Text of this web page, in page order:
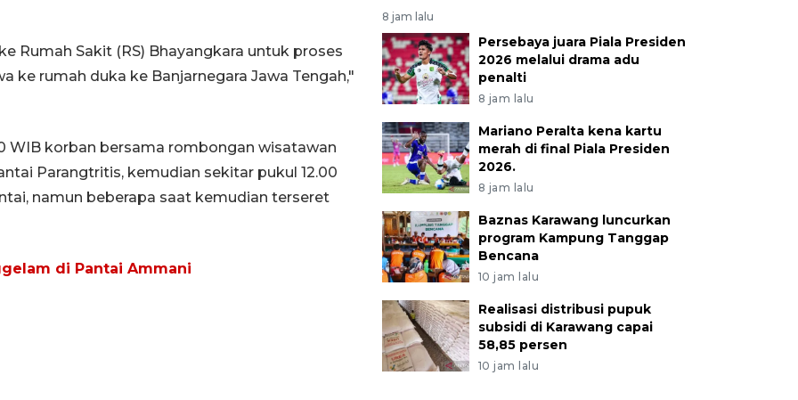
Rumah Sakit (RS) Bhayangkara untuk proses
ke rumah duka ke Banjarnegara Jawa Tengah,"
WIB korban bersama rombongan wisatawan
Parangtritis, kemudian sekitar pukul 12.00
namun beberapa saat kemudian terseret
di Pantai Ammani
8 jam lalu
Persebaya juara Piala Presiden
2026 melalui drama adu
penalti
8 jam lalu
Mariano Peralta kena kartu
merah di final Piala Presiden
2026.
8 jam lalu
Baznas Karawang luncurkan
program Kampung Tanggap
Bencana
10 jam lalu
Realisasi distribusi pupuk
subsidi di Karawang capai
58,85 persen
10 jam lalu